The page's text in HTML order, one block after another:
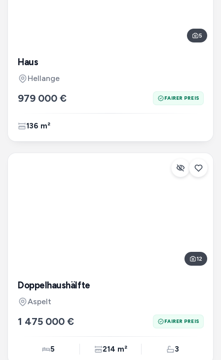
5
Haus
Hellange
979 000 € FAIRER PREIS
136 m²
12
Doppelhaushälfte
Aspelt
1 475 000 € FAIRER PREIS
5 214 m² 3